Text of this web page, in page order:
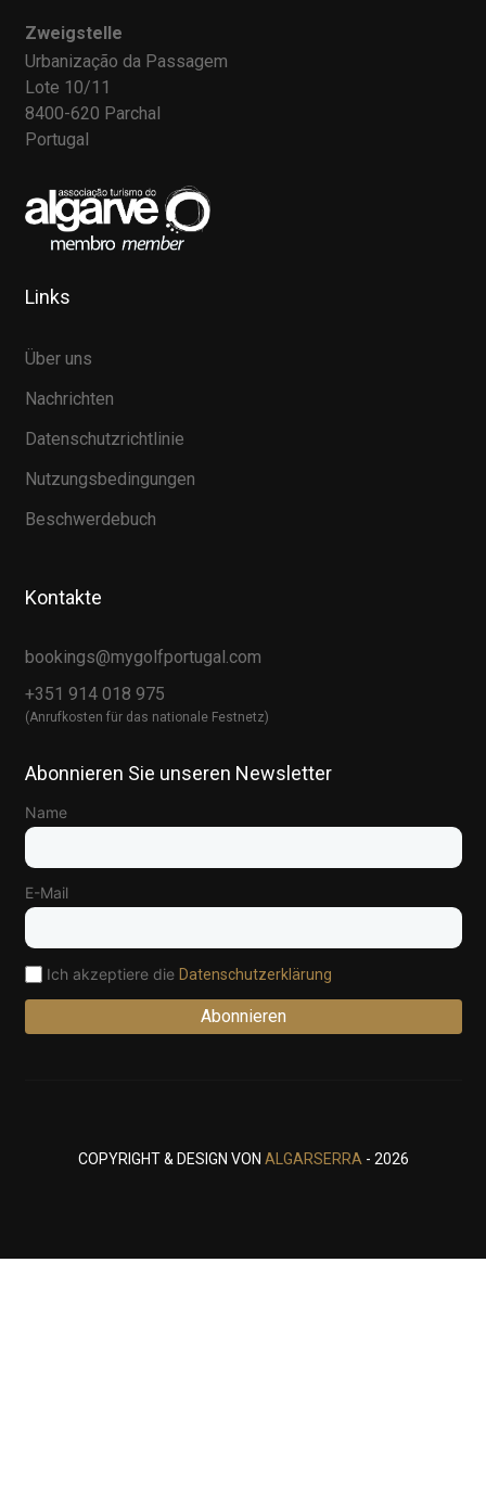
Zweigstelle
Urbanização da Passagem
Lote 10/11
8400-620 Parchal
Portugal
Links
Über uns
Nachrichten
Datenschutzrichtlinie
Nutzungsbedingungen
Beschwerdebuch
Kontakte
bookings@mygolfportugal.com
+351 914 018 975
(Anrufkosten für das nationale Festnetz)
Abonnieren Sie unseren Newsletter
Name
E-Mail
Ich akzeptiere die Datenschutzerklärung
Abonnieren
COPYRIGHT & DESIGN VON ALGARSERRA - 2026